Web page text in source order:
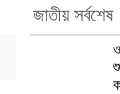
জাতীয় সর্বশেষ